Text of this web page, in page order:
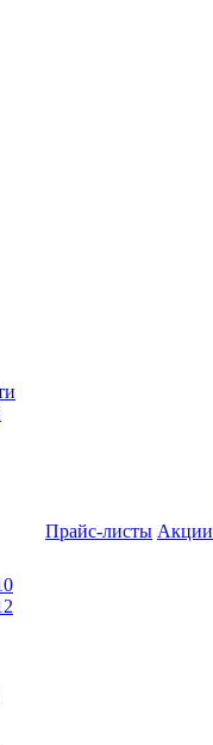
Прайс-листы Акции